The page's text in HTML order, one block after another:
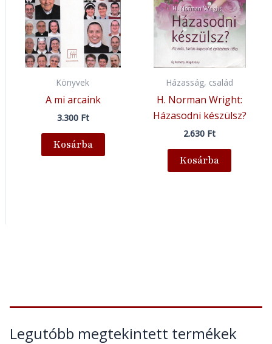
Legutóbb megtekintett termékek
Könyvek
A mi arcaink
3.300 Ft
Kosárba
Házasság, család
H. Norman Wright:
Házasodni készülsz?
2.630 Ft
Kosárba